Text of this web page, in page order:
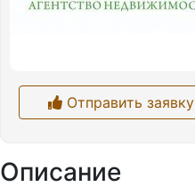
Отправить заявку
Описание